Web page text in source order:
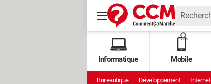
Informatique Mobile
Bureautique Développement Internet